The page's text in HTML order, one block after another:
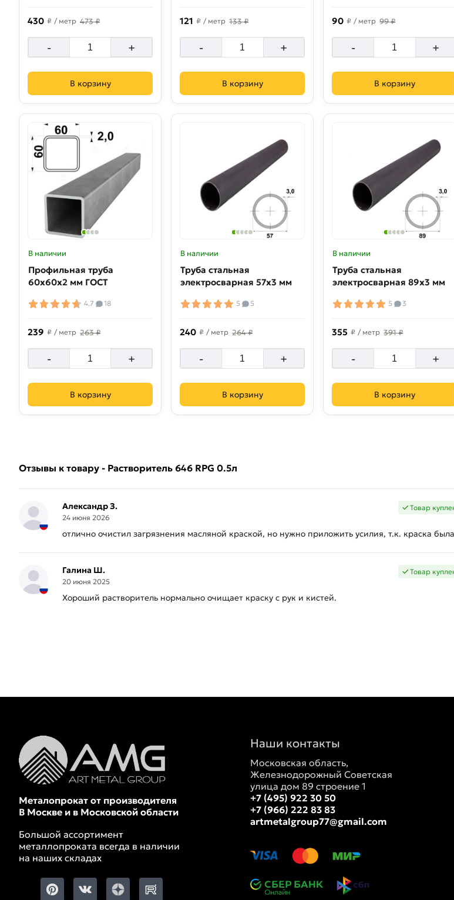
430 ₽ / метр 473 ₽
- +
В корзину
121 ₽ / метр 133 ₽
- +
В корзину
90 ₽ / метр 99 ₽
- +
В корзину
В наличии
Профильная труба
60х60х2 мм ГОСТ
4.7 18
239 ₽ / метр 263 ₽
- +
В корзину
В наличии
Труба стальная
электросварная 57х3 мм
5 5
240 ₽ / метр 264 ₽
- +
В корзину
В наличии
Труба стальная
электросварная 89х3 мм
5 3
355 ₽ / метр 391 ₽
- +
В корзину
Отзывы к товару - Растворитель 646 RPG 0.5л
Александр З.
24 июня 2026
Товар
отлично очистил загрязнения масляной краской, но нужно приложить усилия, т.к. краска
Галина Ш.
20 июня 2025
Товар
Хороший растворитель нормально очищает краску с рук и кистей.
Металопрокат от производителя
В Москве и в Московской области
Большой ассортимент
металлопроката всегда в наличии
на наших складах
Наши контакты
Московская область,
Железнодорожный Советская
улица дом 89 строение 1
+7 (495) 922 30 50
+7 (966) 222 83 83
artmetalgroup77@gmail.com